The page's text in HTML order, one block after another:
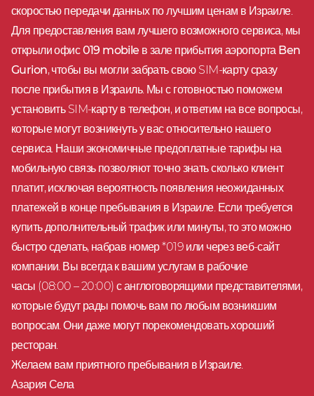
скоростью передачи данных по лучшим ценам в Израиле.
Для предоставления вам лучшего возможного сервиса, мы
открылиофис 019 mobile в зале прибытия аэропорта Ben
Gurion, чтобы вы могли забрать свою SIM-карту сразу
после прибытия в Израиль. Мы с готовностью поможем
установить SIM-карту в телефон, и ответим на все вопросы,
которые могут возникнуть у вас относительно нашего
сервиса. Наши экономичные предоплатные тарифы на
мобильную связь позволяют точно знать сколько клиент
платит, исключая вероятность появления неожиданных
платежей в конце пребывания в Израиле. Если требуется
купить дополнительный трафик или минуты, то это можно
быстро сделать, набрав номер *019 или через веб-сайт
компании. Вы всегда к вашим услугам в рабочие
часы (08:00 – 20:00) с англоговорящими представителями,
которые будут рады помочь вам по любым возникшим
вопросам. Они даже могут порекомендовать хороший
ресторан.
Желаем вам приятного пребывания в Израиле.
Азария Села